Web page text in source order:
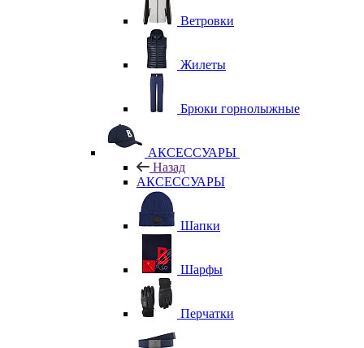
Ветровки
Жилеты
Брюки горнолыжные
АКСЕССУАРЫ
Назад
АКСЕССУАРЫ
Шапки
Шарфы
Перчатки